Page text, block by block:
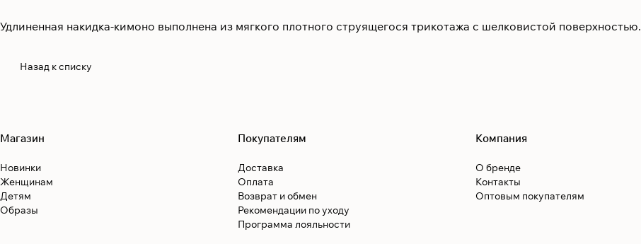
Удлиненная накидка-кимоно выполнена из мягкого плотного струящегося трикотажа с шелковистой поверхностью.
Назад к списку
Магазин
Новинки
Женщинам
Детям
Образы
Покупателям
Доставка
Оплата
Возврат и обмен
Рекомендации по уходу
Программа лояльности
Компания
О бренде
Контакты
Оптовым покупателям